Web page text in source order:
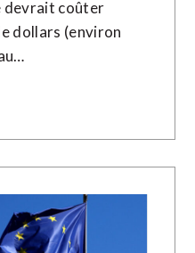
devrait coûter
dollars (environ